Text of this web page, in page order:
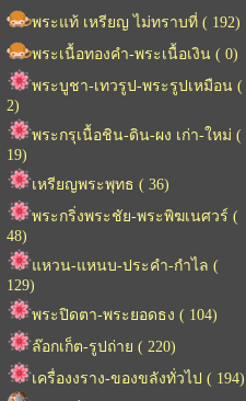
พระแท้ เหรียญ ไม่ทราบที่ ( 192)
พระเนื้อทองคำ-พระเนื้อเงิน ( 0)
พระบูชา-เทวรูป-พระรูปเหมือน (
2)
พระกรุเนื้อชิน-ดิน-ผง เก่า-ใหม่ (
19)
เหรียญพระพุทธ ( 36)
พระกริ่งพระชัย-พระพิฆเนศวร์ (
48)
แหวน-แหนบ-ประคำ-กำไล (
129)
พระปิดตา-พระยอดธง ( 104)
ล๊อกเก็ต-รูปถ่าย ( 220)
เครื่องงราง-ของขลังทั่วไป ( 194)